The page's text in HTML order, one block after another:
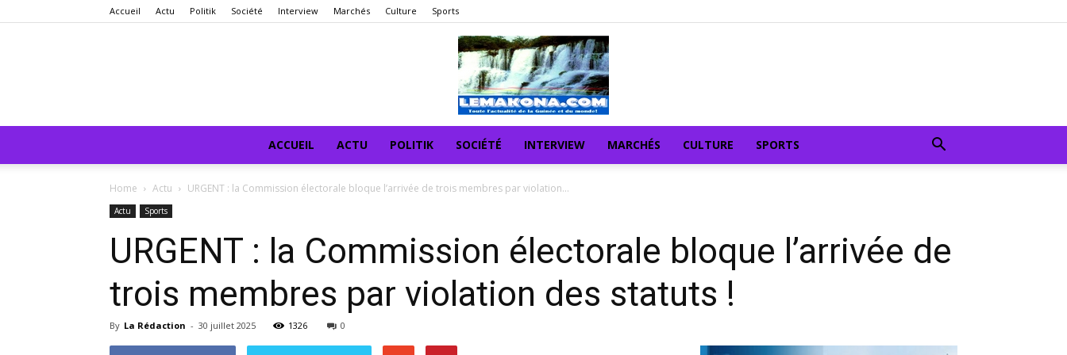
Accueil Actu Politik Société Interview Marchés Culture Sports
ACCUEIL ACTU POLITIK SOCIÉTÉ INTERVIEW MARCHÉS CULTURE SPORTS
Home Actu URGENT : la Commission électorale bloque l’arrivée de trois membres par violation...
Actu Sports
URGENT : la Commission électorale bloque l’arrivée de
trois membres par violation des statuts !
By La Rédaction - 30 juillet 2025 1326 0